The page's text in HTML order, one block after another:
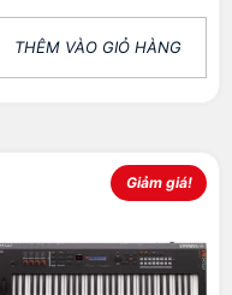
THÊM VÀO GIỎ HÀNG
Giảm giá!